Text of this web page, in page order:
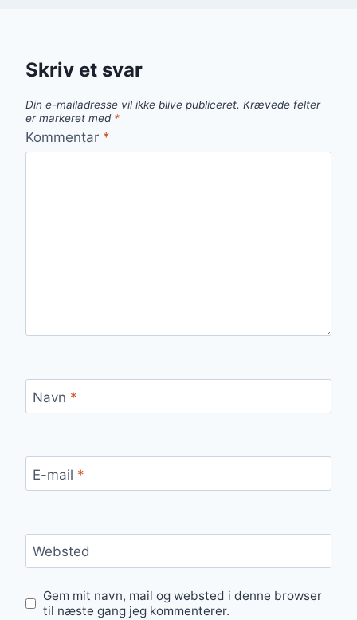
Skriv et svar
Din e-mailadresse vil ikke blive publiceret. Krævede felter
er markeret med *
Kommentar *
Navn *
E-mail *
Websted
Gem mit navn, mail og websted i denne browser
til næste gang jeg kommenterer.